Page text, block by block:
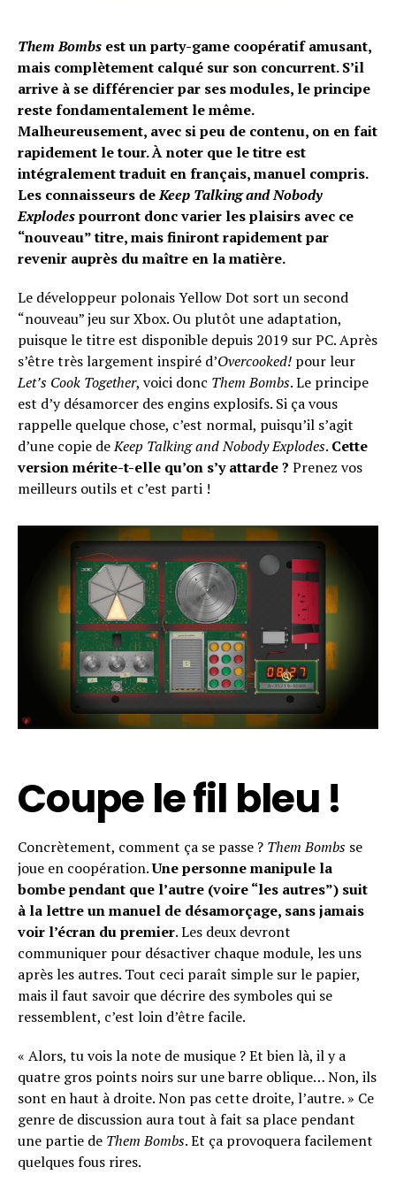
Them Bombs est un party-game coopératif amusant,
mais complètement calqué sur son concurrent. S’il
arrive à se différencier par ses modules, le principe
reste fondamentalement le même.
Malheureusement, avec si peu de contenu, on en fait
rapidement le tour. À noter que le titre est
intégralement traduit en français, manuel compris.
Les connaisseurs deKeep Talking and Nobody
Explodespourront donc varier les plaisirs avec ce
“nouveau” titre, mais finiront rapidement par
revenir auprès du maître en la matière.
Le développeur polonais Yellow Dot sort un second
“nouveau” jeu sur Xbox. Ou plutôt une adaptation,
puisque le titre est disponible depuis 2019 sur PC. Après
s’être très largement inspiré d’Overcooked! pour leur
Let’s Cook Together, voici donc Them Bombs. Le principe
est d’y désamorcer des engins explosifs. Si ça vous
rappelle quelque chose, c’est normal, puisqu’il s’agit
d’une copie deKeep Talking and Nobody Explodes. Cette
version mérite-t-elle qu’on s’y attarde ? Prenez vos
meilleurs outils et c’est parti !
Coupe le fil bleu !
Concrètement, comment ça se passe ? Them Bombs se
joue en coopération.Une personne manipule la
bombe pendant que l’autre (voire “les autres”) suit
à la lettre un manuel de désamorçage, sans jamais
voir l’écran du premier. Les deux devront
communiquer pour désactiver chaque module, les uns
après les autres. Tout ceci paraît simple sur le papier,
mais il faut savoir que décrire des symboles qui se
ressemblent, c’est loin d’être facile.
« Alors, tu vois la note de musique ? Et bien là, il y a
quatre gros points noirs sur une barre oblique… Non, ils
sont en haut à droite. Non pas cette droite, l’autre. » Ce
genre de discussion aura tout à fait sa place pendant
une partie de Them Bombs. Et ça provoquera facilement
quelques fous rires.
Flipboard
Reddit
Pinterest
Whatsapp
Email